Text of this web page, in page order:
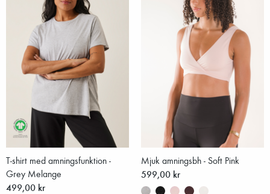
T-shirt med amningsfunktion -
Grey Melange
499,00 kr
Mjuk amningsbh - Soft Pink
599,00 kr